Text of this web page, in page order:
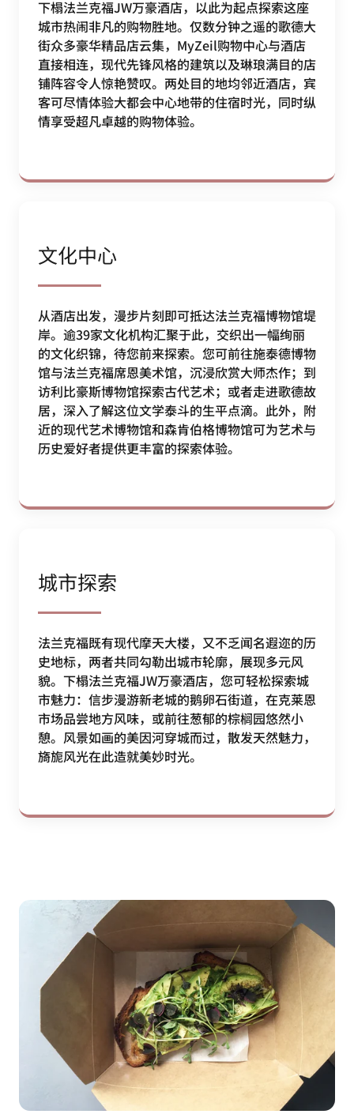
下榻法兰克福JW万豪酒店，以此为起点探索这座
城市热闹非凡的购物胜地。仅数分钟之遥的歌德大
街众多豪华精品店云集，MyZeil购物中心与酒店
直接相连，现代先锋风格的建筑以及琳琅满目的店
铺阵容令人惊艳赞叹。两处目的地均邻近酒店，宾
客可尽情体验大都会中心地带的住宿时光，同时纵
情享受超凡卓越的购物体验。
文化中心
从酒店出发，漫步片刻即可抵达法兰克福博物馆堤
岸。逾39家文化机构汇聚于此，交织出一幅绚丽
的文化织锦，待您前来探索。您可前往施泰德博物
馆与法兰克福席恩美术馆，沉浸欣赏大师杰作；到
访利比豪斯博物馆探索古代艺术；或者走进歌德故
居，深入了解这位文学泰斗的生平点滴。此外，附
近的现代艺术博物馆和森肯伯格博物馆可为艺术与
历史爱好者提供更丰富的探索体验。
城市探索
法兰克福既有现代摩天大楼，又不乏闻名遐迩的历
史地标，两者共同勾勒出城市轮廓，展现多元风
貌。下榻法兰克福JW万豪酒店，您可轻松探索城
市魅力：信步漫游新老城的鹅卵石街道，在克莱恩
市场品尝地方风味，或前往葱郁的棕榈园悠然小
憩。风景如画的美因河穿城而过，散发天然魅力，
旖旎风光在此造就美妙时光。